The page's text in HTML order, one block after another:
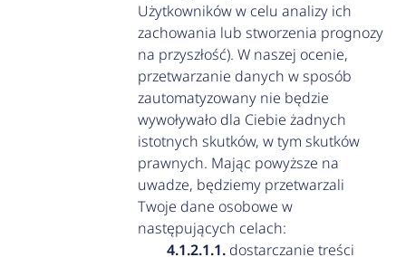
Użytkowników w celu analizy ich
zachowania lub stworzenia prognozy
na przyszłość). W naszej ocenie,
przetwarzanie danych w sposób
zautomatyzowany nie będzie
wywoływało dla Ciebie żadnych
istotnych skutków, w tym skutków
prawnych. Mając powyższe na
uwadze, będziemy przetwarzali
Twoje dane osobowe w
następujących celach:
dostarczanie treści